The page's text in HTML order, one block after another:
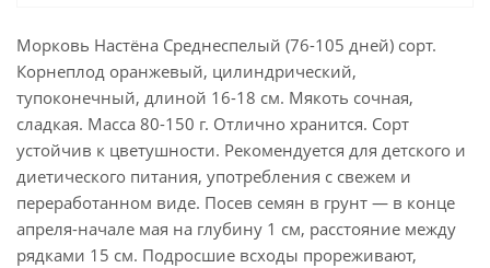
Морковь Настёна Среднеспелый (76-105 дней) сорт.
Корнеплод оранжевый, цилиндрический,
тупоконечный, длиной 16-18 см. Мякоть сочная,
сладкая. Масса 80-150 г. Отлично хранится. Сорт
устойчив к цветушности. Рекомендуется для детского и
диетического питания, употребления с свежем и
переработанном виде. Посев семян в грунт — в конце
апреля-начале мая на глубину 1 см, расстояние между
рядками 15 см. Подросшие всходы прореживают,